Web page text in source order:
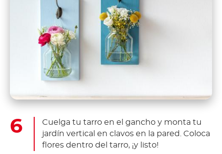
Cuelga tu tarro en el gancho y monta tu
jardín vertical en clavos en la pared. Coloca
flores dentro del tarro, ¡y listo!